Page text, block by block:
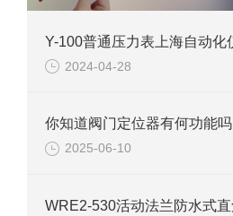
2024-04-28
你知道阀门定位器有何功能吗
2025-06-10